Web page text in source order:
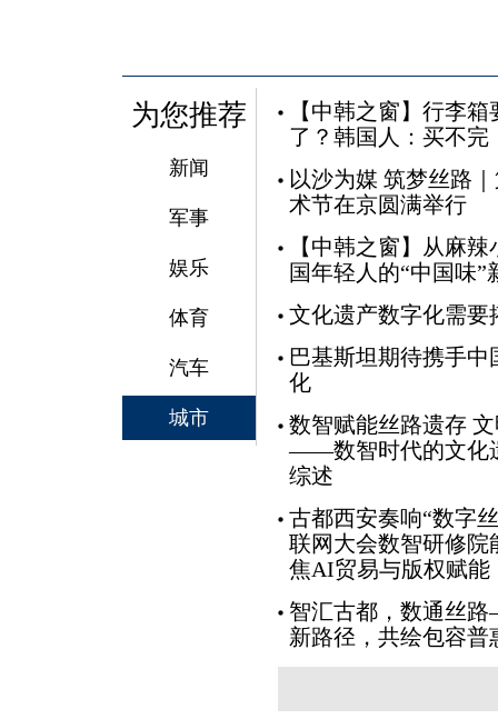
为您推荐
新闻
军事
娱乐
体育
汽车
城市
【中韩之窗】行李
了？韩国人：买不完
以沙为媒 筑梦丝路
术节在京圆满举行
【中韩之窗】从麻
国年轻人的“中国味”
文化遗产数字化需要
巴基斯坦期待携手
化
数智赋能丝路遗存
——数智时代的文化
综述
古都西安奏响“数字
联网大会数智研修院
焦AI贸易与版权赋能
智汇古都，数通丝
新路径，共绘包容普